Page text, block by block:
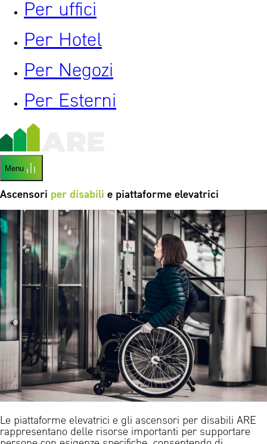
Per uffici
Per Hotel
Per Negozi
Per Esterni
Menu
Ascensori per disabili e piattaforme elevatrici
Le piattaforme elevatrici e gli ascensori per disabili ARE
rappresentano delle risorse importanti per supportare